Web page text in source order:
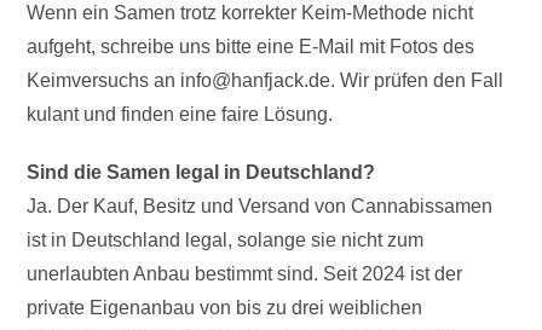
Wenn ein Samen trotz korrekter Keim-Methode nicht
aufgeht, schreibe uns bitte eine E-Mail mit Fotos des
Keimversuchs an info@hanfjack.de. Wir prüfen den Fall
kulant und finden eine faire Lösung.
Sind die Samen legal in Deutschland?
Ja. Der Kauf, Besitz und Versand von Cannabissamen
ist in Deutschland legal, solange sie nicht zum
unerlaubten Anbau bestimmt sind. Seit 2024 ist der
private Eigenanbau von bis zu drei weiblichen